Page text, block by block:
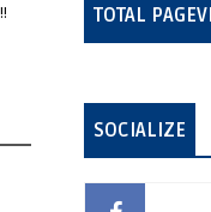
TOTAL
SOCIALIZE